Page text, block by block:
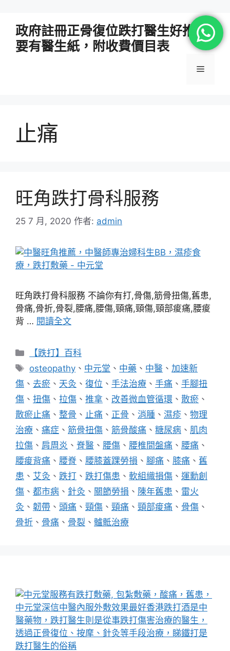
政府註冊正骨復位跌打醫生好推介
要有醫生紙，附收費價目表
選
止痛
旺角跌打骨科服務
25 7 月, 2020 作者: admin
旺角跌打骨科服務 不論你有打,骨傷,筋骨扭傷,舊患,
骨痛,骨折,骨裂,腰痛,腰傷,頸痛,頸傷,頸部痠痛,腰痠
背 … 閱讀全文
分
【跌打】百科
標
籤
osteopathy 、 中元堂 、 中藥 、 中醫 、加速新
傷 、 去瘀 、 天灸 、 復位 、 手法治療 、 手痛 、 手腳扭
傷 、 扭傷 、 拉傷 、 推拿 、 改善微血管循環 、 散瘀 、
散瘀止痛 、 整骨 、 止痛 、 正骨 、 消腫 、 濕疹 、 物理
治療 、 痛症 、 筋骨扭傷 、 筋骨酸痛 、 糖尿病 、 肌肉
拉傷 、 肩周炎 、 脊醫 、 腰傷 、 腰椎間盤痛 、 腰痛 、
腰痠背痛 、 腰脊 、 腰膝蓋踝勞損 、 腳痛 、 膝痛 、 舊
患 、 艾灸 、 跌打 、 跌打傷患 、 軟組織損傷 、 運勳創
傷 、 都市病 、 針灸 、 關節勞損 、 陳年舊患 、 雷火
灸 、 韌帶 、 頭痛 、 頸傷 、 頸痛 、 頸部痠痛 、 骨傷 、
骨折 、 骨痛 、 骨裂 、 髗骶治療